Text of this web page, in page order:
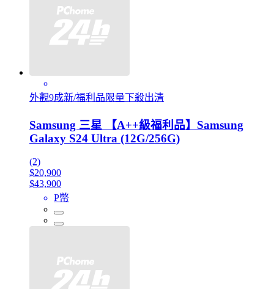
外觀9成新/福利品限量下殺出清
Samsung 三星 【A++級福利品】Samsung
Galaxy S24 Ultra (12G/256G)
(2)
$20,900
$43,900
P幣